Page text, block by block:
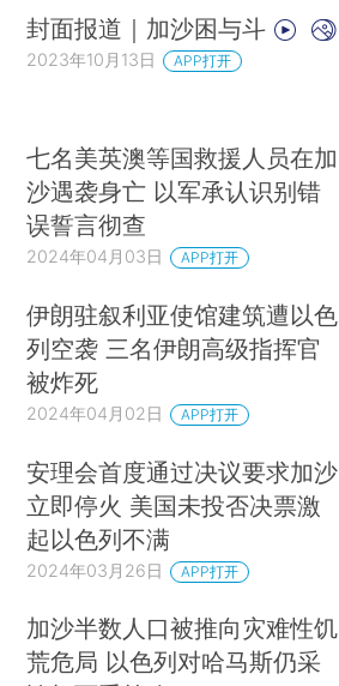
封面报道｜加沙困与斗
2023年10月13日 APP打开
七名美英澳等国救援人员在加
沙遇袭身亡 以军承认识别错
误誓言彻查
2024年04月03日 APP打开
伊朗驻叙利亚使馆建筑遭以色
列空袭 三名伊朗高级指挥官
被炸死
2024年04月02日 APP打开
安理会首度通过决议要求加沙
立即停火 美国未投否决票激
起以色列不满
2024年03月26日 APP打开
加沙半数人口被推向灾难性饥
荒危局 以色列对哈马斯仍采